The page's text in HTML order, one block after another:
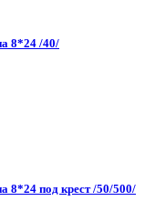
8*24 /40/
8*24 под крест /50/500/